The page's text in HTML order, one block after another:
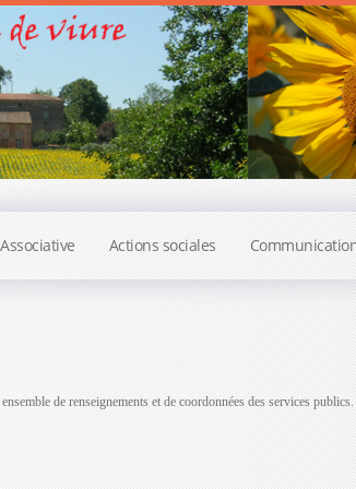
Actions sociales
de renseignements et de coordonnées des services publics.